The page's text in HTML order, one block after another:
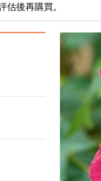
估後再購買。